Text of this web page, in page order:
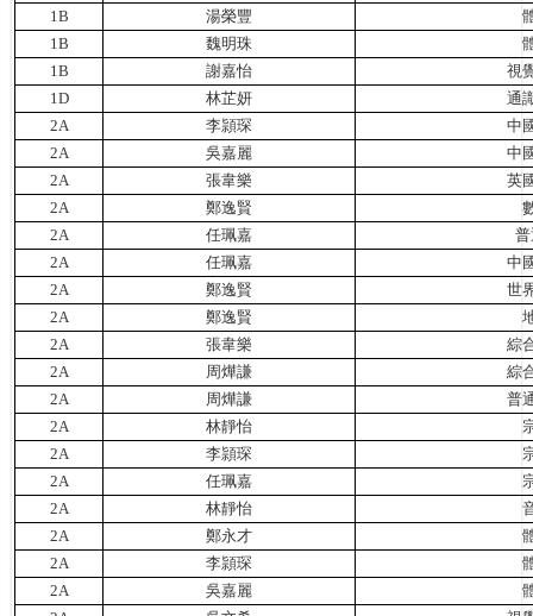
1B
湯榮豐
1B
魏明珠
1B
謝嘉怡
視
1D
林芷妍
通
2A
李頴琛
中
2A
吳嘉麗
中
2A
張韋樂
英
2A
鄭逸賢
2A
任珮嘉
2A
任珮嘉
中
2A
鄭逸賢
世
2A
鄭逸賢
2A
張韋樂
綜
2A
周燁謙
綜
2A
周燁謙
普
2A
林靜怡
2A
李頴琛
2A
任珮嘉
2A
林靜怡
2A
鄭永才
2A
李頴琛
2A
吳嘉麗